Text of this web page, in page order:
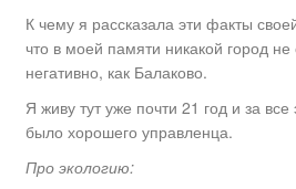
К чему я рассказала эти факты
что в моей памяти никакой город не
негативно, как Балаково.
Я живу тут уже почти 21 год и за
было хорошего управленца.
Про экологию: